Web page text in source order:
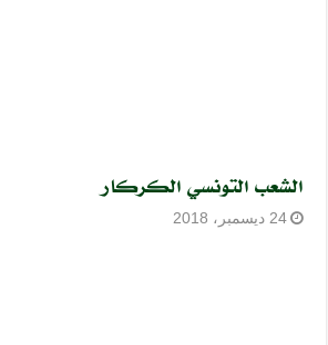
الشعب التونسي الكركار
24 ديسمبر، 2018